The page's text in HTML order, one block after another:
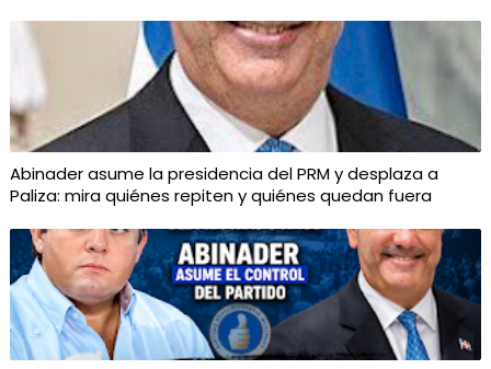
Abinader asume la presidencia del PRM y desplaza a
Paliza: mira quiénes repiten y quiénes quedan fuera